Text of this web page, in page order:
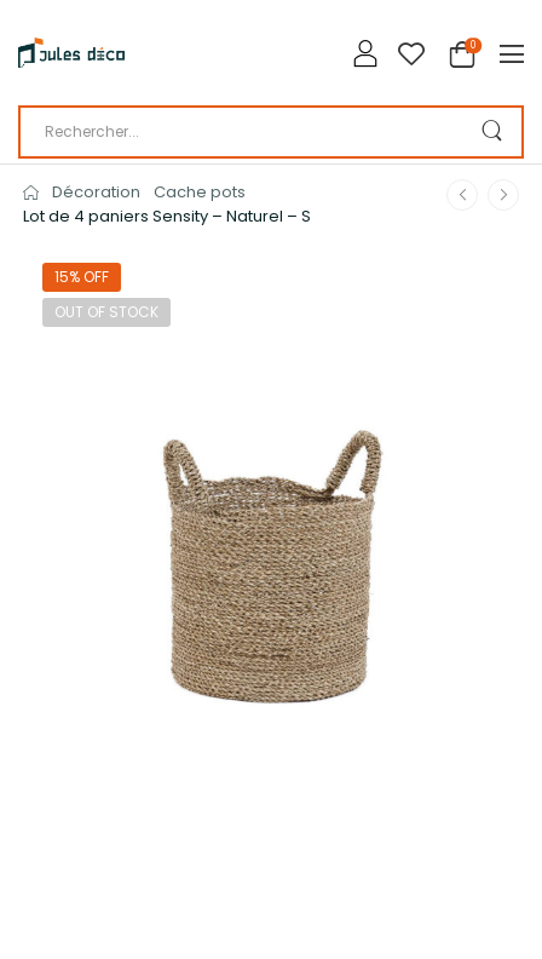
0
Décoration
Cache pots
Lot de 4 paniers Sensity – Naturel – S
15% OFF
OUT OF STOCK